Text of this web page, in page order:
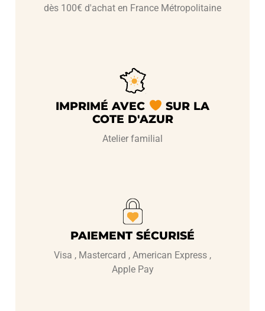
dès 100€ d'achat en France Métropolitaine
IMPRIMÉ AVEC
SUR LA
COTE D'AZUR
Atelier familial
PAIEMENT SÉCURISÉ
Visa , Mastercard , American Express ,
Apple Pay